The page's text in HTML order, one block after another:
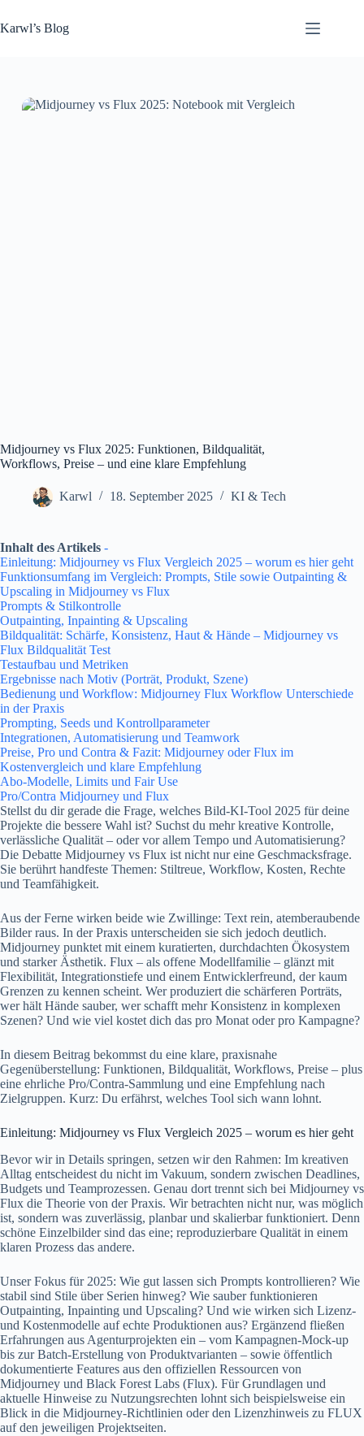
Inhalt
springen
Karwl’s Blog
Midjourney vs Flux 2025: Funktionen, Bildqualität,
Workflows, Preise – und eine klare Empfehlung
Karwl 18. September 2025 KI & Tech
Inhalt des Artikels -
Einleitung: Midjourney vs Flux Vergleich 2025 – worum es hier geht
Funktionsumfang im Vergleich: Prompts, Stile sowie Outpainting &
Upscaling in Midjourney vs Flux
Prompts & Stilkontrolle
Outpainting, Inpainting & Upscaling
Bildqualität: Schärfe, Konsistenz, Haut & Hände – Midjourney vs
Flux Bildqualität Test
Testaufbau und Metriken
Ergebnisse nach Motiv (Porträt, Produkt, Szene)
Bedienung und Workflow: Midjourney Flux Workflow Unterschiede
in der Praxis
Prompting, Seeds und Kontrollparameter
Integrationen, Automatisierung und Teamwork
Preise, Pro und Contra & Fazit: Midjourney oder Flux im
Kostenvergleich und klare Empfehlung
Abo-Modelle, Limits und Fair Use
Pro/Contra Midjourney und Flux
Stellst du dir gerade die Frage, welches Bild-KI-Tool 2025 für deine
Projekte die bessere Wahl ist? Suchst du mehr kreative Kontrolle,
verlässliche Qualität – oder vor allem Tempo und Automatisierung?
Die Debatte Midjourney vs Flux ist nicht nur eine Geschmacksfrage.
Sie berührt handfeste Themen: Stiltreue, Workflow, Kosten, Rechte
und Teamfähigkeit.
Aus der Ferne wirken beide wie Zwillinge: Text rein, atemberaubende
Bilder raus. In der Praxis unterscheiden sie sich jedoch deutlich.
Midjourney punktet mit einem kuratierten, durchdachten Ökosystem
und starker Ästhetik. Flux – als offene Modellfamilie – glänzt mit
Flexibilität, Integrationstiefe und einem Entwicklerfreund, der kaum
Grenzen zu kennen scheint. Wer produziert die schärferen Porträts,
wer hält Hände sauber, wer schafft mehr Konsistenz in komplexen
Szenen? Und wie viel kostet dich das pro Monat oder pro Kampagne?
In diesem Beitrag bekommst du eine klare, praxisnahe
Gegenüberstellung: Funktionen, Bildqualität, Workflows, Preise – plus
eine ehrliche Pro/Contra-Sammlung und eine Empfehlung nach
Zielgruppen. Kurz: Du erfährst, welches Tool sich wann lohnt.
Einleitung: Midjourney vs Flux Vergleich 2025 – worum es hier geht
Bevor wir in Details springen, setzen wir den Rahmen: Im kreativen
Alltag entscheidest du nicht im Vakuum, sondern zwischen Deadlines,
Budgets und Teamprozessen. Genau dort trennt sich bei Midjourney vs
Flux die Theorie von der Praxis. Wir betrachten nicht nur, was möglich
ist, sondern was zuverlässig, planbar und skalierbar funktioniert. Denn
schöne Einzelbilder sind das eine; reproduzierbare Qualität in einem
klaren Prozess das andere.
Unser Fokus für 2025: Wie gut lassen sich Prompts kontrollieren? Wie
stabil sind Stile über Serien hinweg? Wie sauber funktionieren
Outpainting, Inpainting und Upscaling? Und wie wirken sich Lizenz-
und Kostenmodelle auf echte Produktionen aus? Ergänzend fließen
Erfahrungen aus Agenturprojekten ein – vom Kampagnen-Mock-up
bis zur Batch-Erstellung von Produktvarianten – sowie öffentlich
dokumentierte Features aus den offiziellen Ressourcen von
Midjourney und Black Forest Labs (Flux). Für Grundlagen und
aktuelle Hinweise zu Nutzungsrechten lohnt sich beispielsweise ein
Blick in die Midjourney-Richtlinien oder den Lizenzhinweis zu FLUX
auf den jeweiligen Projektseiten.